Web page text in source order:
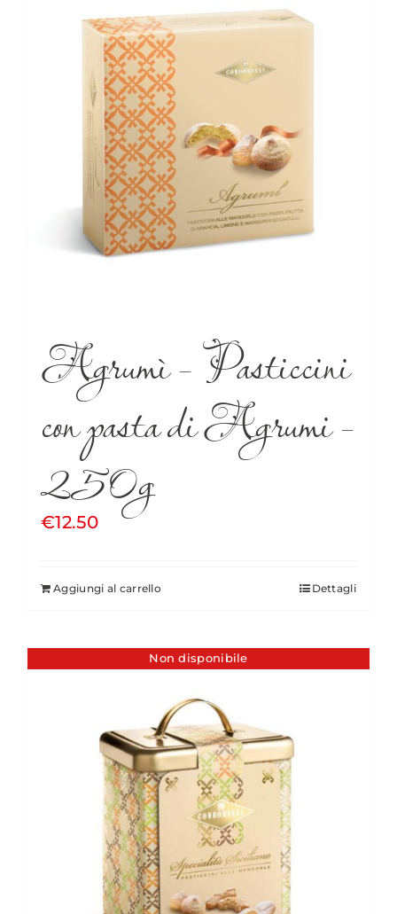
Agrumì – Pasticcini
con pasta di Agrumi –
250g
€12.50
Aggiungi al carrello Dettagli
Non disponibile